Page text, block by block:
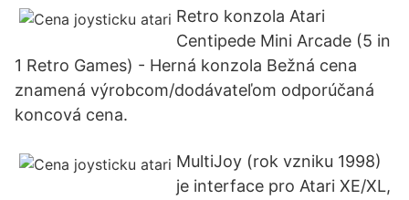
Retro konzola Atari
Centipede Mini Arcade (5 in
1 Retro Games) - Herná konzola Bežná cena
znamená výrobcom/dodávateľom odporúčaná
koncová cena.
MultiJoy (rok vzniku 1998)
je interface pro Atari XE/XL,